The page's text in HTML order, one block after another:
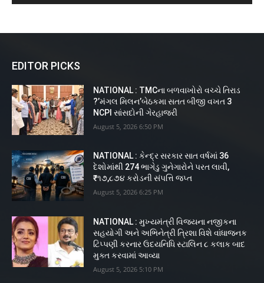
EDITOR PICKS
NATIONAL : TMCના બળવાખોરો વચ્ચે તિરાડ
?’મંગલ મિલન’બેઠકમા સતત બીજી વખત 3
NCPI સાંસદોની ગેરહાજરી
August 5, 2026 6:50 PM
NATIONAL : કેન્દ્ર સરકાર સાત વર્ષમાં 36
દેશોમાંથી 274 ભાગેડુ ગુનેગારોને પરત લાવી,
₹૧૭,૮૭૪ કરોડની સંપત્તિ જપ્ત
August 5, 2026 6:25 PM
NATIONAL : મુખ્યમંત્રી વિજયના નજીકના
સહયોગી અને અભિનેત્રી ત્રિશા વિશે વાંધાજનક
ટિપ્પણી કરનાર ઉદયનિધિ સ્ટાલિન ૮ કલાક બાદ
મુક્ત કરવામાં આવ્યા
August 5, 2026 5:10 PM